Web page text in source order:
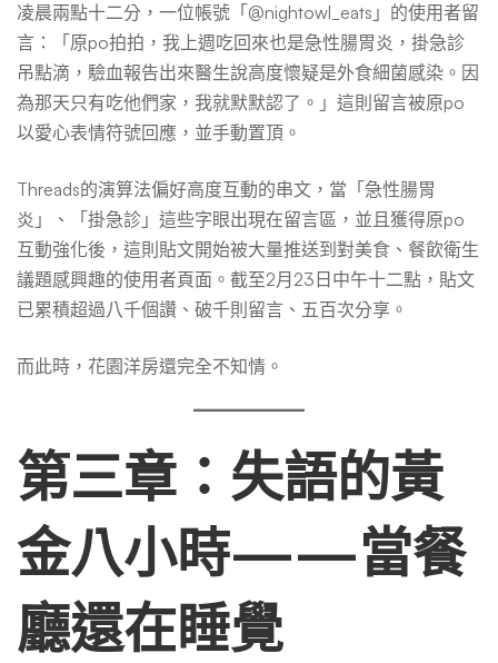
凌晨兩點十二分，一位帳號「@nightowl_eats」的使用者留
言：「原po拍拍，我上週吃回來也是急性腸胃炎，掛急診
吊點滴，驗血報告出來醫生說高度懷疑是外食細菌感染。因
為那天只有吃他們家，我就默默認了。」這則留言被原po
以愛心表情符號回應，並手動置頂。
Threads的演算法偏好高度互動的串文，當「急性腸胃
炎」、「掛急診」這些字眼出現在留言區，並且獲得原po
互動強化後，這則貼文開始被大量推送到對美食、餐飲衛生
議題感興趣的使用者頁面。截至2月23日中午十二點，貼文
已累積超過八千個讚、破千則留言、五百次分享。
而此時，花園洋房還完全不知情。
第三章：失語的黃
金八小時——當餐
廳還在睡覺